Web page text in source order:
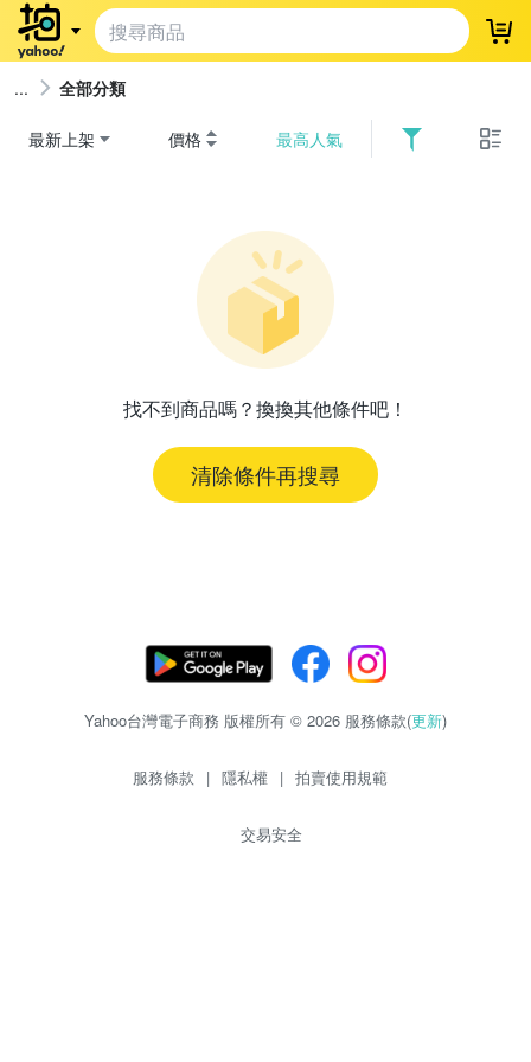
登
全部分類
最新上架 價格 最高人氣
找不到商品嗎？換換其他條件吧！
清除條件再搜尋
Yahoo台灣電子商務 版權所有 © 2026 服務條款(更新)
服務條款 | 隱私權 | 拍賣使用規範
交易安全